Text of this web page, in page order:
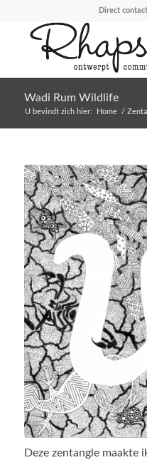
Direct
Wadi Rum Wildlife
U bevindt zich hier: Home /
Deze zentangle maakte